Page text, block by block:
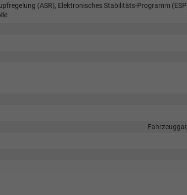
(ASR), Elektronisches Stabilitäts-Programm